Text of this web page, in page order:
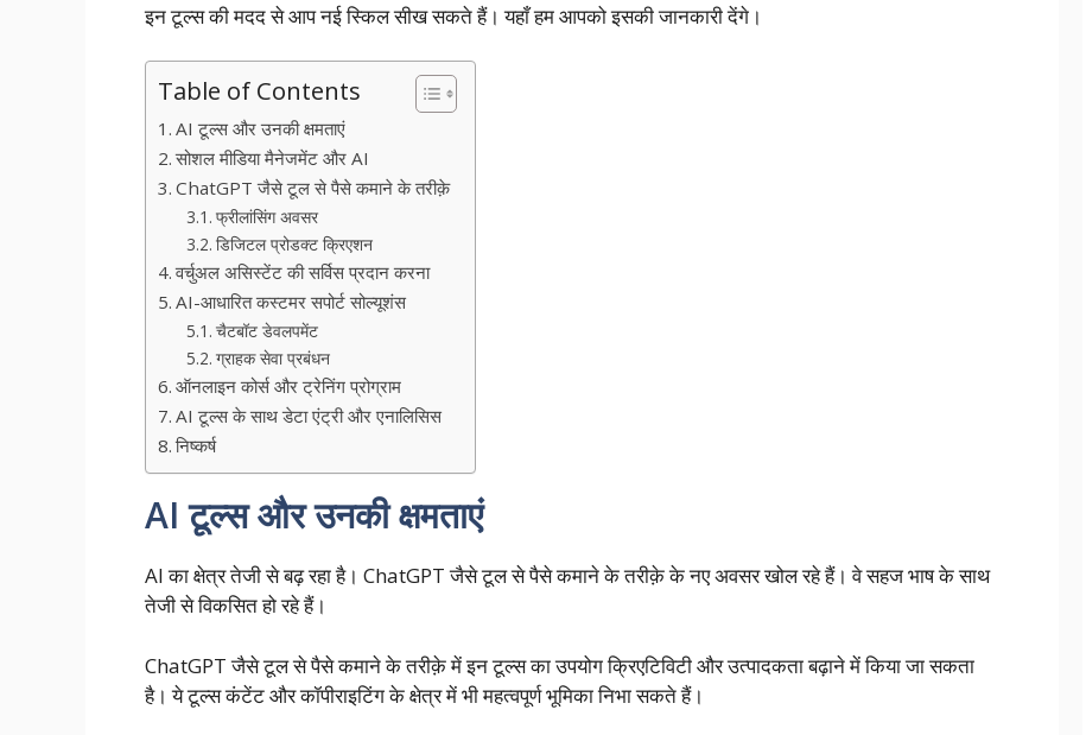
इन टूल्स की मदद से आप नई स्किल सीख सकते हैं। यहाँ हम आपको इसकी जानकारी देंगे।
Table of Contents
AI टूल्स और उनकी क्षमताएं
सोशल मीडिया मैनेजमेंट और AI
ChatGPT जैसे टूल से पैसे कमाने के तरीक़े
फ्रीलांसिंग अवसर
डिजिटल प्रोडक्ट क्रिएशन
वर्चुअल असिस्टेंट की सर्विस प्रदान करना
AI-आधारित कस्टमर सपोर्ट सोल्यूशंस
चैटबॉट डेवलपमेंट
ग्राहक सेवा प्रबंधन
ऑनलाइन कोर्स और ट्रेनिंग प्रोग्राम
AI टूल्स के साथ डेटा एंट्री और एनालिसिस
निष्कर्ष
AI टूल्स और उनकी क्षमताएं
AI का क्षेत्र तेजी से बढ़ रहा है। ChatGPT जैसे टूल से पैसे कमाने के तरीक़े के नए अवसर खोल रहे हैं। वे सहज भाष के साथ
तेजी से विकसित हो रहे हैं।
ChatGPT जैसे टूल से पैसे कमाने के तरीक़े में इन टूल्स का उपयोग क्रिएटिविटी और उत्पादकता बढ़ाने में किया जा सकता
है। ये टूल्स कंटेंट और कॉपीराइटिंग के क्षेत्र में भी महत्वपूर्ण भूमिका निभा सकते हैं।